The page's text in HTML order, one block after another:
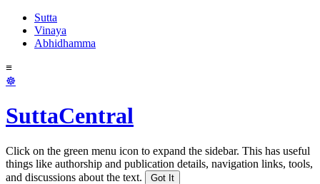
Sutta
Vinaya
Abhidhamma
≡
☸
SuttaCentral
Click on the green menu icon to expand the sidebar. This has useful
things like authorship and publication details, navigation links, tools,
and discussions about the text.
Got It